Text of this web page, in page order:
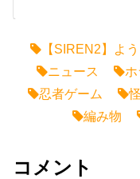
【SIREN2】よ
ニュース
ホ
忍者ゲーム
編み物
コメント